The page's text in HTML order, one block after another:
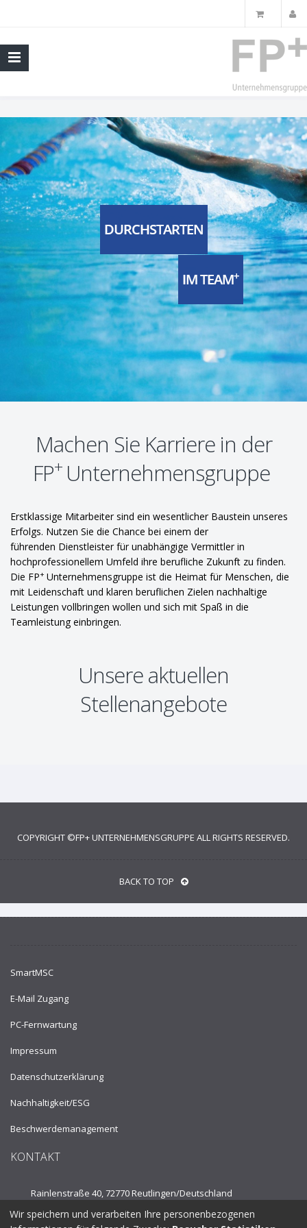
DURCHSTARTEN
IM TEAM+
Machen Sie Karriere in der
FP+ Unternehmensgruppe
Erstklassige Mitarbeiter sind ein wesentlicher Baustein unseres
Erfolgs. Nutzen Sie die Chance bei einem der
führenden Dienstleister für unabhängige Vermittler in
hochprofessionellem Umfeld ihre berufliche Zukunft zu finden.
Die FP+ Unternehmensgruppe ist die Heimat für Menschen, die
mit Leidenschaft und klaren beruflichen Zielen nachhaltige
Leistungen vollbringen wollen und sich mit Spaß in die
Teamleistung einbringen.
Unsere aktuellen
Stellenangebote
COPYRIGHT ©FP+ UNTERNEHMENSGRUPPE ALL RIGHTS RESERVED.
BACK TO TOP
SmartMSC
E-Mail Zugang
PC-Fernwartung
Impressum
Datenschutzerklärung
Nachhaltigkeit/ESG
Beschwerdemanagement
KONTAKT
Rainlenstraße 40, 72770 Reutlingen/Deutschland
Tel.: +49 7121 53910
Wir speichern und verarbeiten Ihre personenbezogenen